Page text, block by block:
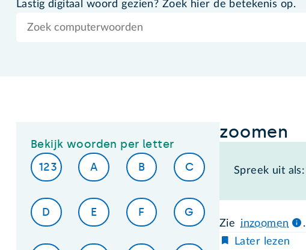
Lastig digitaal woord gezien? Zoek hier de betekenis op.
Bekijk woorden per letter
123
A B C
D E F G
zoomen
Spreek uit als:
Zie inzoomen
.
Later lezen